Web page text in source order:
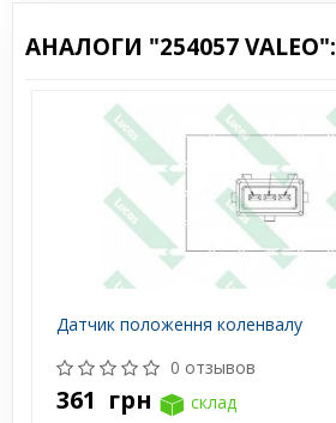
АНАЛОГИ "254057 VALEO":
Датчик положення коленвалу
0 отзывов
361 грн
склад